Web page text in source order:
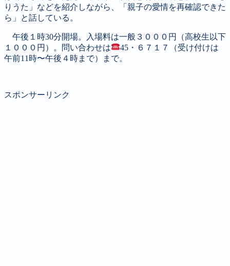
りうた」などを紹介しながら、「親子の愛情を再確認できた
ら」と話している。
午後１時30分開場。入場料は一般３０００円（高校生以下
１０００円）。問い合わせは
45・６７１７（受け付けは
午前11時〜午後４時まで）まで。
スポンサーリンク